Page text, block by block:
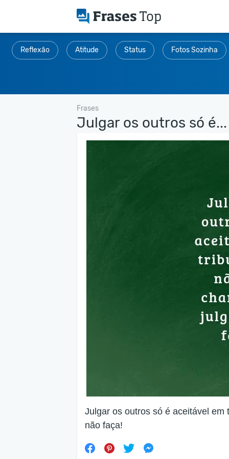
Reflexão Atitude Status Fotos Sozinha
Frases
Julgar os outros só é...
Julgar os outros só é aceitável
não faça!